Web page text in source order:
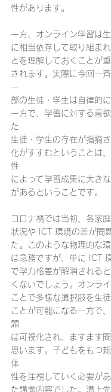
性があります。
一方、オンライン学習は
に相当依存して取り組ま
とを理解しておくことが
されます。実際に今回一
一
部の生徒・学生は自律的
一方で、学習に対する意
た
生徒・学生の存在が指摘
化がすすむということは
性
によって学習成果に大き
があるということです。
コロナ禍では当初、各家
状況や ICT 環境の差が問
た。このような物理的な
は急務ですが、単に ICT
で学力格差が解消される
くないでしょう。オンラ
ことで多様な選択肢を生
ことが可能になる一方で
題
は可視化され、ますます
思います。子どもをもつ
体
性を注視していく必要が
た講義内容でした。溝上